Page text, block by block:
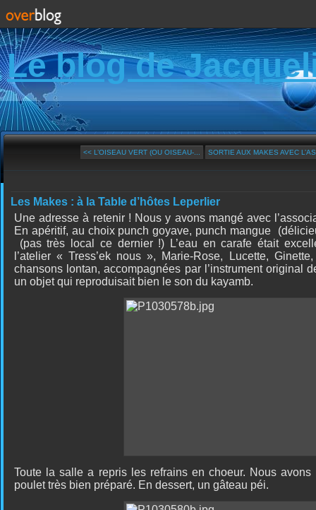
Le blog de
<< L’OISEAU VERT (OU OISEAU-... SORTIE AUX MAKES AVEC
Les Makes : à la Table d’hôtes Leperlier
Une adresse à retenir ! Nous y avons mangé avec
En apéritif, au choix punch goyave, punch mangue
(pas très local ce dernier !) L’eau en carafe était
l’atelier « Tress’ek nous », Marie-Rose, Lucette,
chansons lontan, accompagnées par l’instrument original
un objet qui reproduisait bien le son du kayamb.
Toute la salle a repris les refrains en choeur. Nous avons
poulet très bien préparé. En dessert, un gâteau péi.